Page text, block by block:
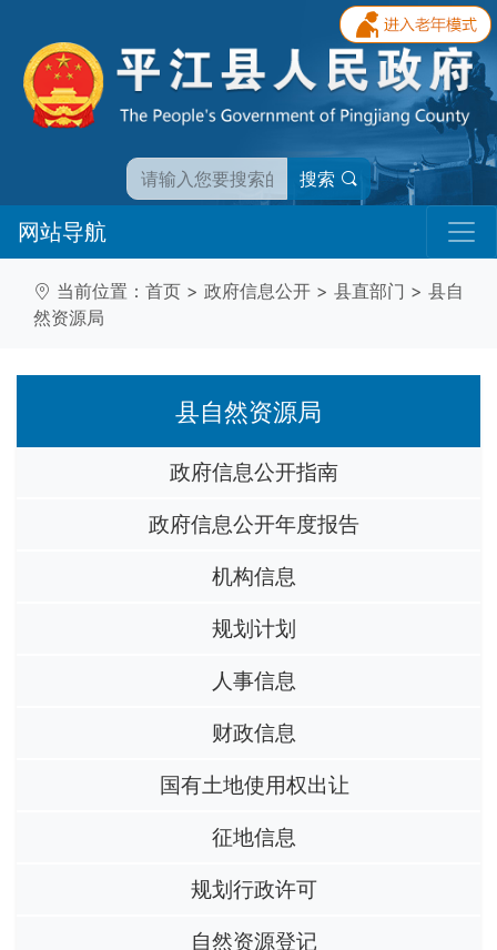
搜索
网站导航
当前位置： 首页 > 政府信息公开 > 县直部门 > 县自
然资源局
县自然资源局
政府信息公开指南
政府信息公开年度报告
机构信息
规划计划
人事信息
财政信息
国有土地使用权出让
征地信息
规划行政许可
自然资源登记